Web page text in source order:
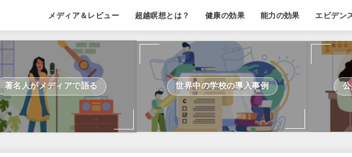
メディア＆レビュー 超越瞑想とは？ 健康の効果 能力の効果 エビデン
著名人がメディアで語る 世界中の学校の導入事例